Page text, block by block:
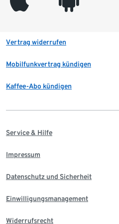
Vertrag widerrufen
Mobilfunkvertrag kündigen
Kaffee-Abo kündigen
Service & Hilfe
Impressum
Datenschutz und Sicherheit
Einwilligungsmanagement
Widerrufsrecht